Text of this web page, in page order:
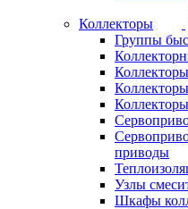
Коллекторы
Группы
приводы
Узлы
Шкафы